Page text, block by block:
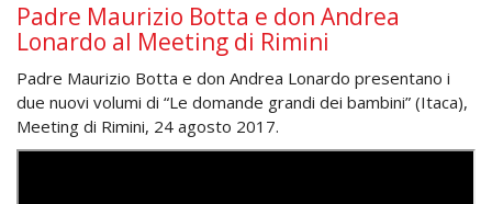
Padre Maurizio Botta e don Andrea
Lonardo al Meeting di Rimini
Padre Maurizio Botta e don Andrea Lonardo presentano i
due nuovi volumi di “Le domande grandi dei bambini” (Itaca),
Meeting di Rimini, 24 agosto 2017.